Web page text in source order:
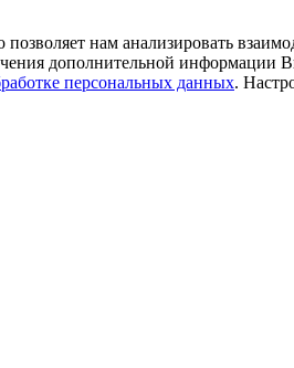
нам анализировать
дополнительной информации
персональных данных.